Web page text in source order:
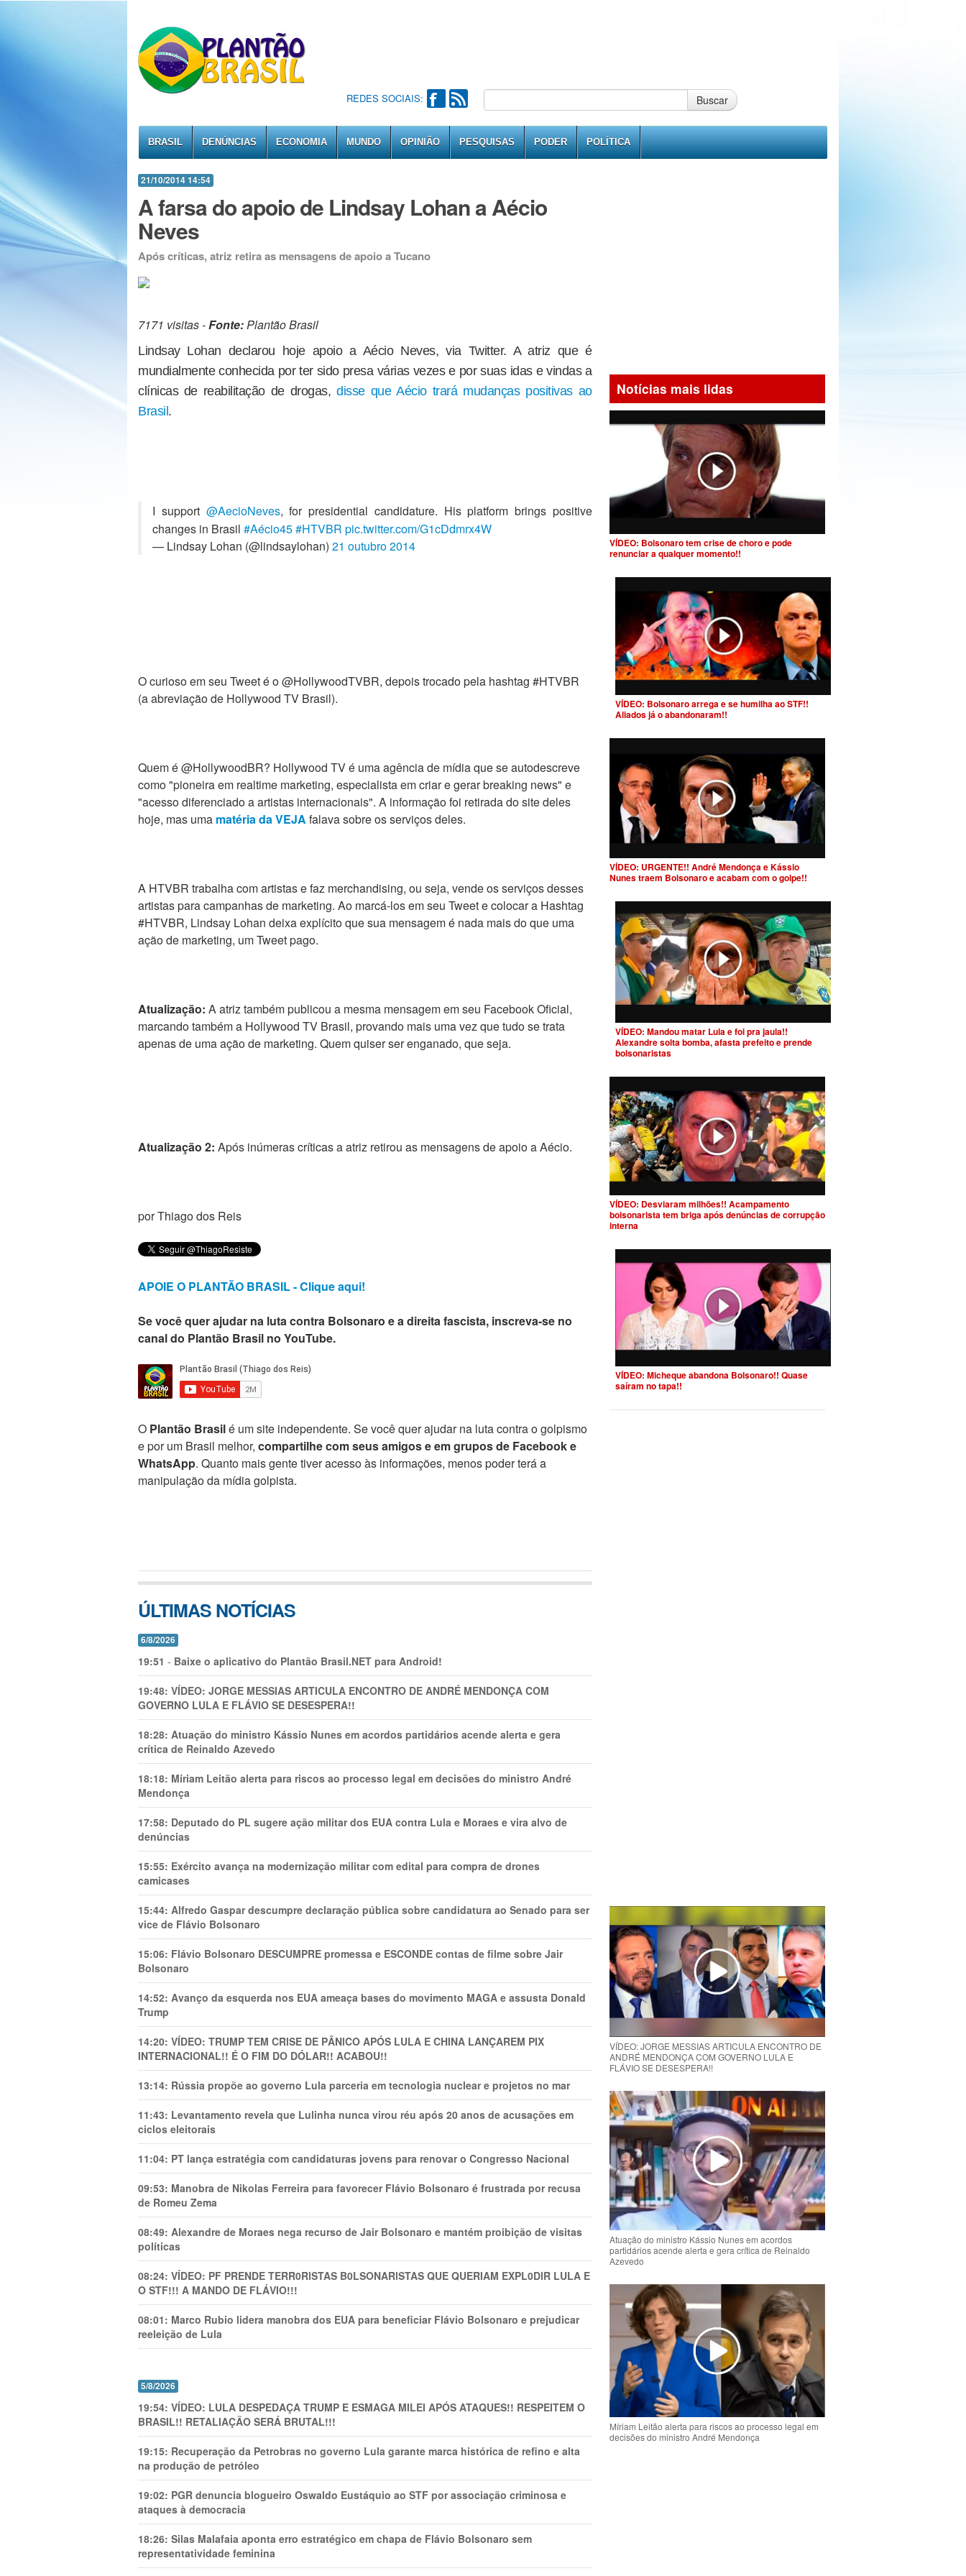
REDES SOCIAIS: Buscar
BRASIL DENÚNCIAS ECONOMIA MUNDO OPINIÃO PESQUISAS PODER POLÍTICA
21/10/2014 14:54
A farsa do apoio de Lindsay Lohan a Aécio
Neves
Após críticas, atriz retira as mensagens de apoio a Tucano
7171 visitas -Fonte:Plantão Brasil
Lindsay Lohan declarou hoje apoio a Aécio Neves, via Twitter. A atriz que é
mundialmente conhecida por ter sido presa várias vezes e por suas idas e vindas a
clínicas de reabilitação de drogas,disse que Aécio trará mudanças positivas ao
Brasil .
I support @AecioNeves, for presidential candidature. His platform brings positive
changes in Brasil #Aécio45#HTVBR pic.twitter.com/G1cDdmrx4W
— Lindsay Lohan (@lindsaylohan) 21 outubro 2014
O curioso em seu Tweet é o @HollywoodTVBR, depois trocado pela hashtag #HTVBR
(a abreviação de Hollywood TV Brasil).
Quem é @HollywoodBR? Hollywood TV é uma agência de mídia que se autodescreve
como "pioneira em realtime marketing, especialista em criar e gerar breaking news" e
"acesso diferenciado a artistas internacionais". A informação foi retirada do site deles
hoje, mas uma matéria da VEJA falava sobre os serviços deles.
A HTVBR trabalha com artistas e faz merchandising, ou seja, vende os serviços desses
artistas para campanhas de marketing. Ao marcá-los em seu Tweet e colocar a Hashtag
#HTVBR, Lindsay Lohan deixa explícito que sua mensagem é nada mais do que uma
ação de marketing, um Tweet pago.
Atualização: A atriz também publicou a mesma mensagem em seu Facebook Oficial,
marcando também a Hollywood TV Brasil, provando mais uma vez que tudo se trata
apenas de uma ação de marketing. Quem quiser ser enganado, que seja.
Atualização 2: Após inúmeras críticas a atriz retirou as mensagens de apoio a Aécio.
por Thiago dos Reis
APOIE O PLANTÃO BRASIL - Clique aqui!
Se você quer ajudar na luta contra Bolsonaro e a direita fascista, inscreva-se no
canal do Plantão Brasil no YouTube.
O Plantão Brasilé um site independente. Se você quer ajudar na luta contra o golpismo
e por um Brasil melhor, compartilhe com seus amigos e em grupos de Facebook e
WhatsApp. Quanto mais gente tiver acesso às informações, menos poder terá a
manipulação da mídia golpista.
ÚLTIMAS NOTÍCIAS
6/8/2026
19:51 - Baixe o aplicativo do Plantão Brasil.NET para Android!
19:48: VÍDEO: JORGE MESSIAS ARTICULA ENCONTRO DE ANDRÉ MENDONÇA COM
GOVERNO LULA E FLÁVIO SE DESESPERA!!
18:28: Atuação do ministro Kássio Nunes em acordos partidários acende alerta e gera
crítica de Reinaldo Azevedo
18:18: Míriam Leitão alerta para riscos ao processo legal em decisões do ministro André
Mendonça
17:58: Deputado do PL sugere ação militar dos EUA contra Lula e Moraes e vira alvo de
denúncias
15:55: Exército avança na modernização militar com edital para compra de drones
camicases
15:44: Alfredo Gaspar descumpre declaração pública sobre candidatura ao Senado para ser
vice de Flávio Bolsonaro
15:06: Flávio Bolsonaro DESCUMPRE promessa e ESCONDE contas de filme sobre Jair
Bolsonaro
14:52: Avanço da esquerda nos EUA ameaça bases do movimento MAGA e assusta Donald
Trump
14:20: VÍDEO: TRUMP TEM CRlSE DE PÂNlCO APÓS LULA E CHINA LANÇAREM PIX
INTERNACIONAL!! É O FIM DO DÓLAR!! ACABOU!!
13:14: Rússia propõe ao governo Lula parceria em tecnologia nuclear e projetos no mar
11:43: Levantamento revela que Lulinha nunca virou réu após 20 anos de acusações em
ciclos eleitorais
11:04: PT lança estratégia com candidaturas jovens para renovar o Congresso Nacional
09:53: Manobra de Nikolas Ferreira para favorecer Flávio Bolsonaro é frustrada por recusa
de Romeu Zema
08:49: Alexandre de Moraes nega recurso de Jair Bolsonaro e mantém proibição de visitas
políticas
08:24: VÍDEO: PF PRENDE TERR0RlSTAS B0LSONARlSTAS QUE QUERIAM EXPL0DlR LULA E
O STF!!! A MANDO DE FLÁVIO!!!
08:01: Marco Rubio lidera manobra dos EUA para beneficiar Flávio Bolsonaro e prejudicar
reeleição de Lula
5/8/2026
19:54: VÍDEO: LULA DESPEDAÇA TRUMP E ESMAGA MILEI APÓS ATAQUES!! RESPEITEM O
BRASIL!! RETALIAÇÃO SERÁ BRUTAL!!!
19:15: Recuperação da Petrobras no governo Lula garante marca histórica de refino e alta
na produção de petróleo
19:02: PGR denuncia blogueiro Oswaldo Eustáquio ao STF por associação criminosa e
ataques à democracia
18:26: Silas Malafaia aponta erro estratégico em chapa de Flávio Bolsonaro sem
representatividade feminina
Notícias mais lidas
VÍDEO: Bolsonaro tem crise de choro e pode
renunciar a qualquer momento!!
VÍDEO: Bolsonaro arrega e se humilha ao STF!!
Aliados já o abandonaram!!
VÍDEO: URGENTE!! André Mendonça e Kássio
Nunes traem Bolsonaro e acabam com o golpe!!
VÍDEO: Mandou matar Lula e foi pra jaula!!
Alexandre solta bomba, afasta prefeito e prende
bolsonaristas
VÍDEO: Desviaram milhões!! Acampamento
bolsonarista tem briga após denúncias de corrupção
interna
VÍDEO: Micheque abandona Bolsonaro!! Quase
saíram no tapa!!
VÍDEO: JORGE MESSIAS ARTICULA ENCONTRO DE
ANDRÉ MENDONÇA COM GOVERNO LULA E
FLÁVIO SE DESESPERA!!
Atuação do ministro Kássio Nunes em acordos
partidários acende alerta e gera crítica de Reinaldo
Azevedo
Míriam Leitão alerta para riscos ao processo legal em
decisões do ministro André Mendonça